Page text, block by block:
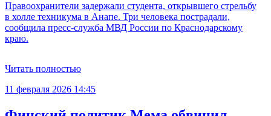
Правоохранители задержали студента, открывшего стрельбу
в холле техникума в Анапе. Три человека пострадали,
сообщила пресс-служба МВД России по Краснодарскому
краю.
Читать полностью
11 февраля 2026 14:45